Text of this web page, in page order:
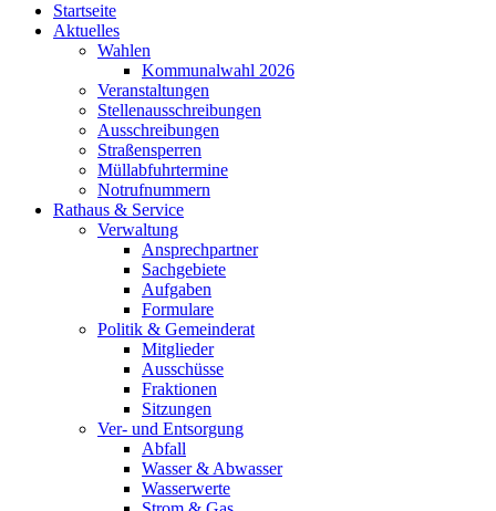
Startseite
Aktuelles
Wahlen
Kommunalwahl 2026
Veranstaltungen
Stellenausschreibungen
Ausschreibungen
Straßensperren
Müllabfuhrtermine
Notrufnummern
Rathaus & Service
Verwaltung
Ansprechpartner
Sachgebiete
Aufgaben
Formulare
Politik & Gemeinderat
Mitglieder
Ausschüsse
Fraktionen
Sitzungen
Ver- und Entsorgung
Abfall
Wasser & Abwasser
Wasserwerte